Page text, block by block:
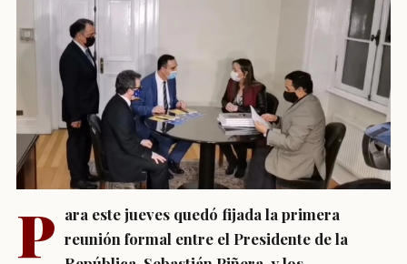
P ara este jueves quedó fijada la primera
reunión formal entre el Presidente de la